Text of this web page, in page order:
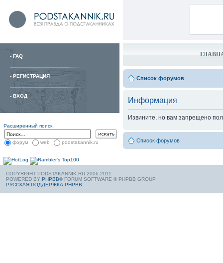
- FAQ
- РЕГИСТРАЦИЯ
- ВХОД
Расширенный поиск
форум web podstakannik.ru
Список форумов
Информация
Извините, но вам запрещено
Список форумов
COPYRIGHT PODSTAKANNIK.RU 2006-2011.
POWERED BY PHPBB® FORUM SOFTWARE © PHPBB GROUP
РУССКАЯ ПОДДЕРЖКА PHPBB